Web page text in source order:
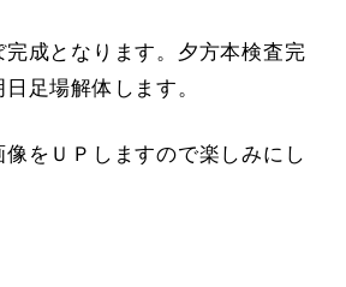
成となります。夕方本検査完
足場解体します。
をＵＰしますので楽しみにし